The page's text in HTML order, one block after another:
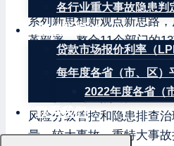
各行业重大事故隐患判
权威数据
贷款市场报价利率（
每年度各省（市、区）
2022年度各省（
联系我们
系列新思想新观点新思路
革部署，整合11个部门的
完善，监管监察能力得到
全生产责任制规定》，党
险废物等为重点的安全生
风险分级管控和隐患排查
量、较大事故、重特大事